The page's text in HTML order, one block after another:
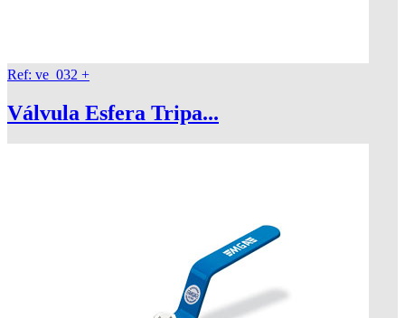
Ref: ve_032 +
Válvula Esfera Tripa...